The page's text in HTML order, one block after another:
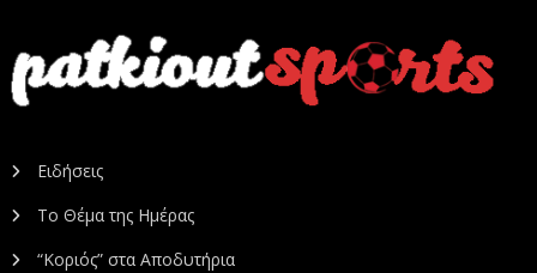
Ειδήσεις
Το Θέμα της Ημέρας
“Κοριός” στα Αποδυτήρια